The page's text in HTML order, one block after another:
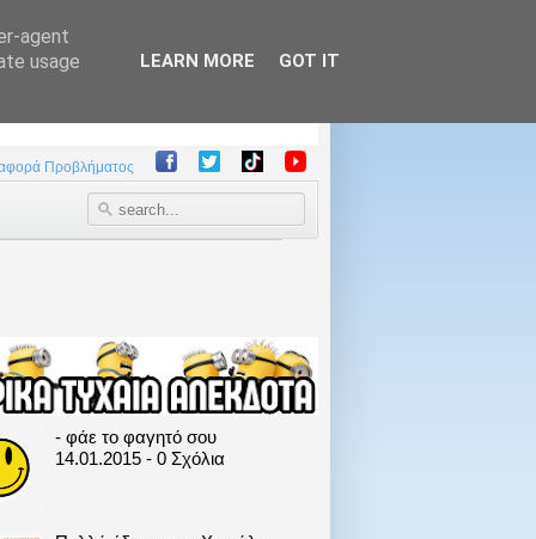
Προβλήματος
- φάε το φαγητό σου
14.01.2015 - 0 Σχόλια
agent
usage
LEARN MORE GOT IT